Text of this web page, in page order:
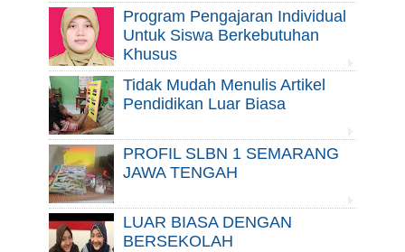
Program Pengajaran Individual
Untuk Siswa Berkebutuhan
Khusus
Tidak Mudah Menulis Artikel
Pendidikan Luar Biasa
PROFIL SLBN 1 SEMARANG
JAWA TENGAH
LUAR BIASA DENGAN
BERSEKOLAH